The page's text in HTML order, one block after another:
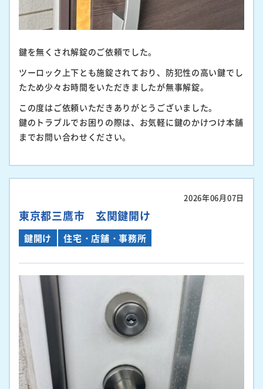
鍵を無くされ解錠のご依頼でした。
ツーロック上下とも施錠されており、防犯性の高い鍵でし
たため少々お時間をいただきましたが無事解錠。
この度はご依頼いただきありがとうございました。
鍵のトラブルでお困りの際は、お気軽に鍵のかけつけ本舗
までお問い合わせください。
2026年06月07日
東京都三鷹市 玄関鍵開け
鍵開け 住宅・店舗・事務所